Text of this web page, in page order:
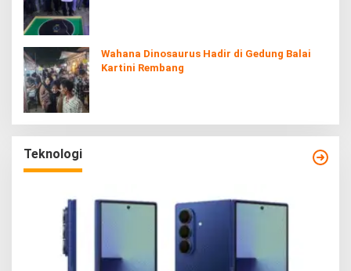
Wahana Dinosaurus Hadir di Gedung Balai
Kartini Rembang
Teknologi